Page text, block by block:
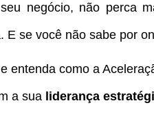
negócio, não perca
E se você não sabe por
entenda como a
a sua liderança